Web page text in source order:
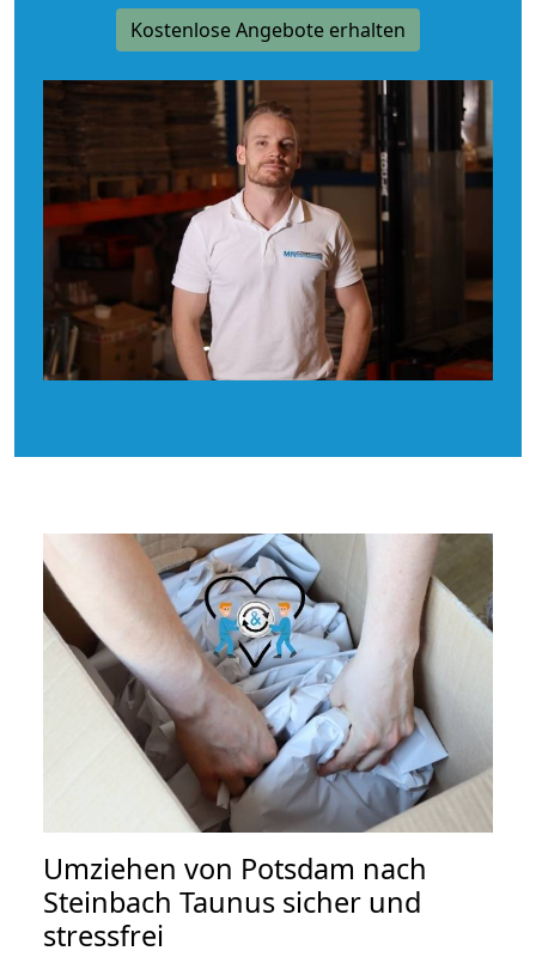
Kostenlose Angebote erhalten
Umziehen von Potsdam nach
Steinbach Taunus sicher und
stressfrei